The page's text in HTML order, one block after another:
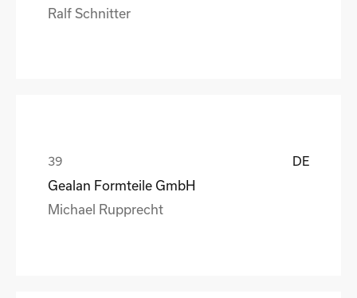
Ralf Schnitter
DE
Gealan Formteile GmbH
Michael Rupprecht